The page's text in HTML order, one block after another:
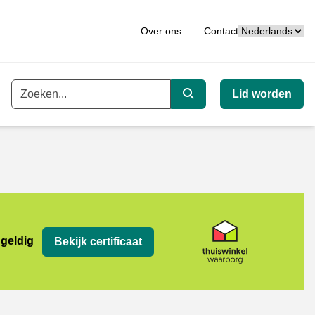
Over ons ContactTaal
Trefwoord
Zoeken
Lid worden
Bekijk certificaat